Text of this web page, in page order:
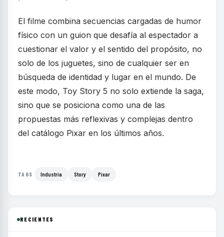
El filme combina secuencias cargadas de humor
físico con un guion que desafía al espectador a
cuestionar el valor y el sentido del propósito, no
solo de los juguetes, sino de cualquier ser en
búsqueda de identidad y lugar en el mundo. De
este modo, Toy Story 5 no solo extiende la saga,
sino que se posiciona como una de las
propuestas más reflexivas y complejas dentro
del catálogo Pixar en los últimos años.
TAGS Industria Story Pixar
RECIENTES